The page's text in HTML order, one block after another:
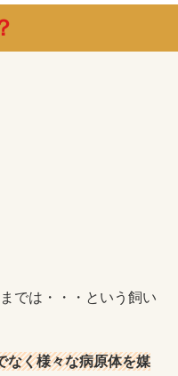
では・・・という飼い
なく様々な病原体を媒